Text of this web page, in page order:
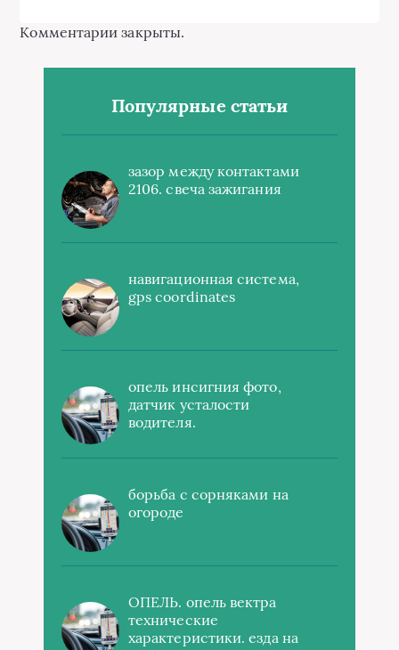
Комментарии закрыты.
Популярные статьи
зазор между контактами
2106. свеча зажигания
навигационная система,
gps coordinates
опель инсигния фото,
датчик усталости
водителя.
борьба с сорняками на
огороде
ОПЕЛЬ. опель вектра
технические
характеристики. езда на